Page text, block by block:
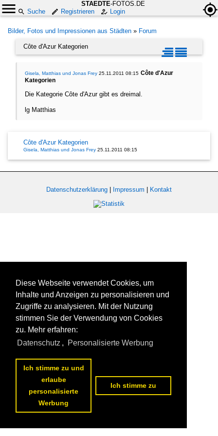
STAEDTE-FOTOS.DE
Suche
Registrieren Login
Bilder, Fotos und Impressionen aus Städten » Forum
Côte d'Azur Kategorien
Gisela, Matthias und Jonas Frey 25.11.2011 08:15 Côte d'Azur
Kategorien
Die Kategorie Côte d'Azur gibt es dreimal.
lg Matthias
Côte d'Azur Kategorien
Gisela, Matthias und Jonas Frey 25.11.2011 08:15
Datenschutzerklärung Impressum Kontakt
Diese Webseite verwendet Cookies, um
Inhalte und Anzeigen zu personalisieren und
Zugriffe zu analysieren. Mit der Nutzung
stimmen Sie der Verwendung von Cookies
zu. Mehr erfahren:
Datenschutz , Personalisierte Werbung
Ich stimme zu und
erlaube
personalisierte
Werbung
Ich stimme zu